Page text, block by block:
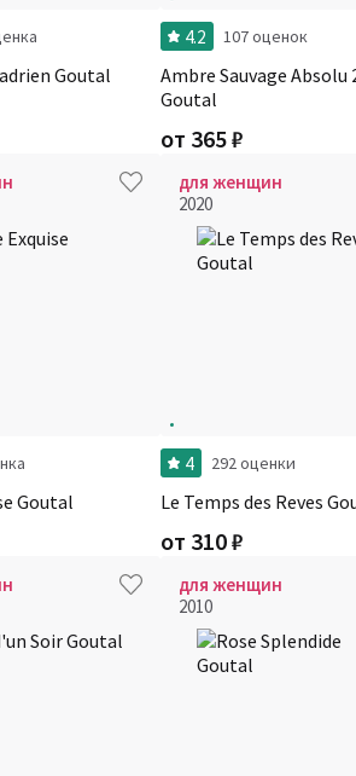
Goutal
4.2 107 оценок
Ambre Sauvage Absolu
Goutal
от 365₽
Goutal
для женщин
2020
4 292 оценки
Le Temps des Reves
от 310₽
для женщин
2010